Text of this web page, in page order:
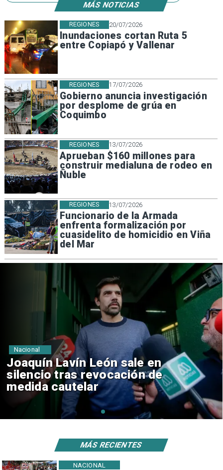
MÁS NOTICIAS
20/07/2026
Inundaciones cortan Ruta 5
entre Copiapó y Vallenar
REGIONES
17/07/2026
Gobierno anuncia investigación
por desplome de grúa en
Coquimbo
REGIONES
13/07/2026
Aprueban $160 millones para
construir medialuna de rodeo en
Ñuble
REGIONES
13/07/2026
Funcionario de la Armada
enfrenta formalización por
cuasidelito de homicidio en Viña
del Mar
REGIONES
Chile y Venezuela formalizan
reinicio de relaciones
consulares
Nacional
NACIONAL
MÁS RECIENTES